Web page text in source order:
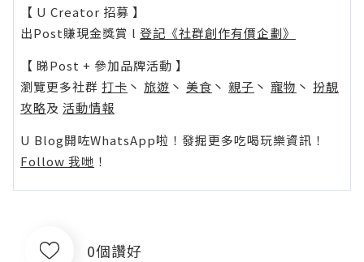
【 U Creator 招募 】
出Post賺現金獎賞 l 登記《社群創作有價企劃》
【 睇Post + 參加品牌活動 】
瀏覽更多社群 打卡 丶 旅遊 丶 美食 丶 親子 丶 寵物 丶 扮靚
攻略及 活動情報
U Blog開咗WhatsApp啦！發掘更多吃喝玩樂資訊！
Follow 我哋 ！
0個讚好